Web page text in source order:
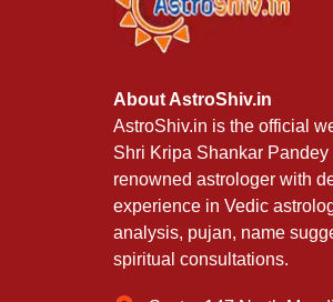
About AstroShiv.in
AstroShiv.in is the official
Shri Kripa Shankar
renowned astrologer with
experience in Vedic
analysis, pujan, name
spiritual consultations.